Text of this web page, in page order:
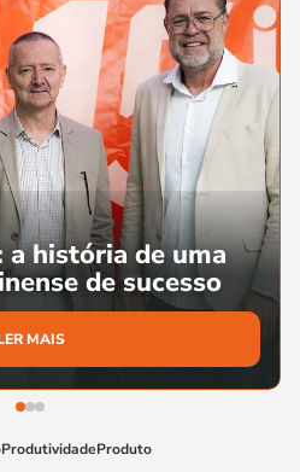
a história de uma
de sucesso
MAIS
ProdutividadeProduto